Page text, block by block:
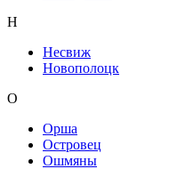
Н
Несвиж
Новополоцк
О
Орша
Островец
Ошмяны